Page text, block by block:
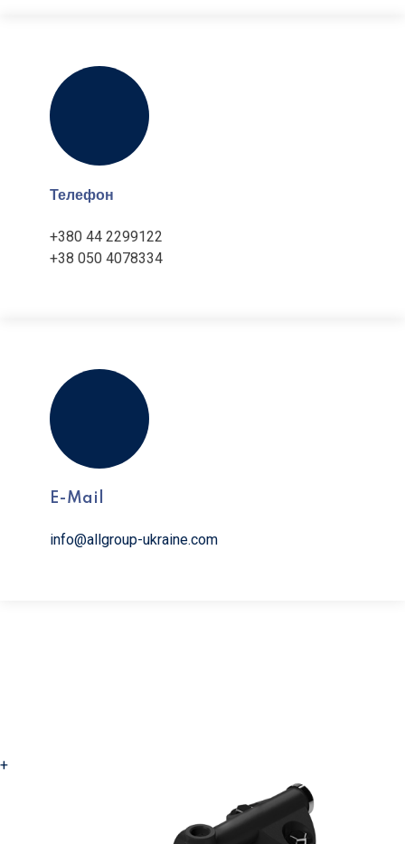
Телефон
+380 44 2299122
+38 050 4078334
E-Mail
info@allgroup-ukraine.com
+